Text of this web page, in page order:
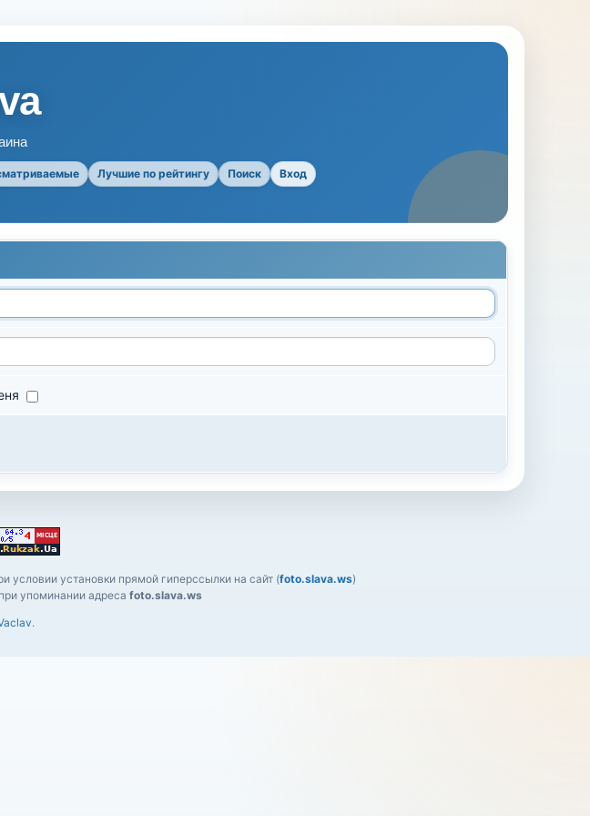
Лучшие по рейтингу Поиск Вход
условии установки прямой гиперссылки на сайт (foto.slava.ws)
упоминании адреса foto.slava.ws
.